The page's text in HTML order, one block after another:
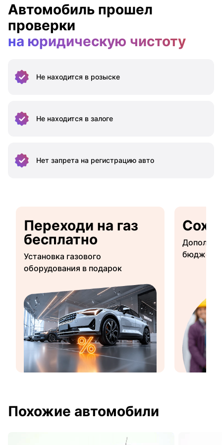
Автомобиль прошел
проверки
на юридическую чистоту
Не находится в розыске
Не находится в залоге
Нет запрета на регистрацию авто
Переходи на газ
бесплатно
Установка газового
оборудования в подарок
Похожие автомобили